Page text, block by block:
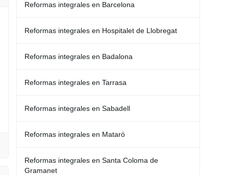
Reformas integrales en Barcelona
Reformas integrales en Hospitalet de Llobregat
Reformas integrales en Badalona
Reformas integrales en Tarrasa
Reformas integrales en Sabadell
Reformas integrales en Mataró
Reformas integrales en Santa Coloma de
Gramanet